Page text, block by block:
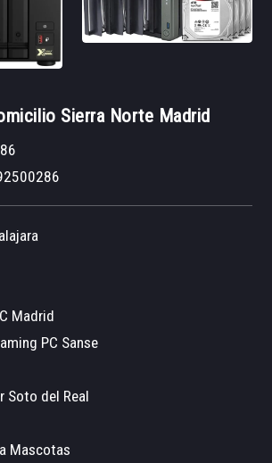
Sierra Norte Madrid
Madrid
PC Sanse
Soto del Real
Mascotas